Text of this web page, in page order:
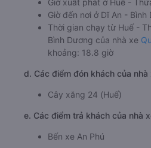
Giờ đến nơi ở Dĩ An - Bình
Thời gian chạy từ Huế -
Bình Dương của nhà xe
khoảng: 18.8 giờ
d. Các điểm đón khách của
Cây xăng 24 (Huế)
e. Các điểm trả khách của nhà
Bến xe An Phú